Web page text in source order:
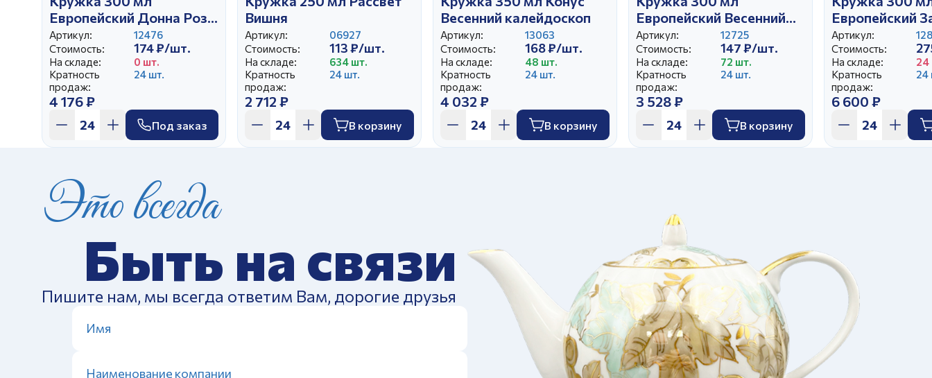
Европейский Донна Роза
Зеленый
Артикул:
12476
Стоимость:
174 ₽/шт.
На складе:
0 шт.
Кратность
продаж:
24 шт.
4 176 ₽
Под заказ
Вишня
Артикул:
06927
Стоимость:
113 ₽/шт.
На складе:
634 шт.
Кратность
продаж:
24 шт.
2 712 ₽
В корзину
Весенний калейдоскоп
Артикул:
13063
Стоимость:
168 ₽/шт.
На складе:
48 шт.
Кратность
продаж:
24 шт.
4 032 ₽
В корзину
Европейский Весенний
калейдоскоп
Артикул:
12725
Стоимость:
147 ₽/шт.
На складе:
72 шт.
Кратность
продаж:
24 шт.
3 528 ₽
В корзину
Европейский
Артикул:
Стоимость:
На складе:
24
Кратность
продаж:
24
6 600 ₽
Это всегда
Быть на связи
Пишите нам, мы всегда ответим Вам, дорогие друзья